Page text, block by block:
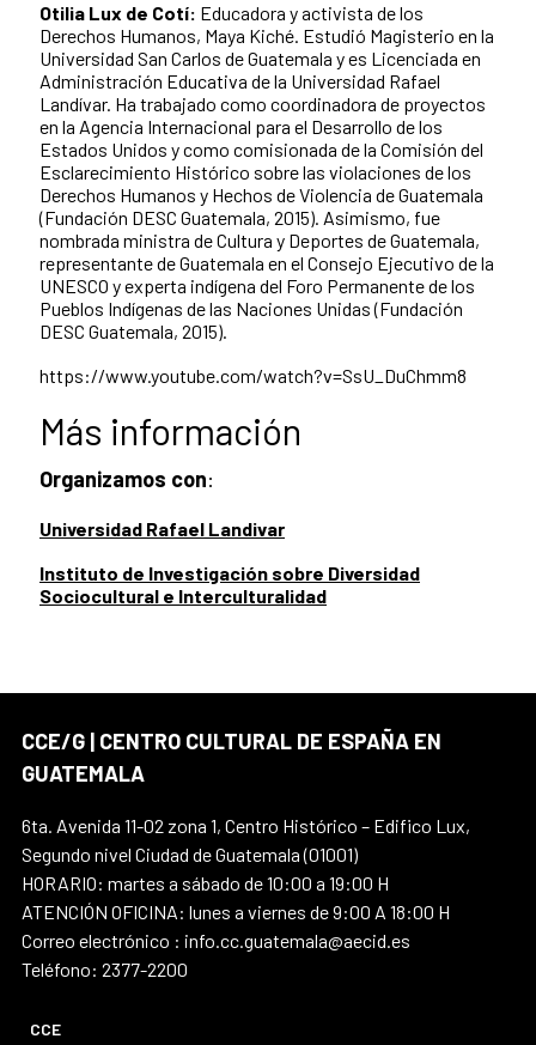
Otilia Lux de Cotí: Educadora y activista de los
Derechos Humanos, Maya Kiché. Estudió Magisterio en la
Universidad San Carlos de Guatemala y es Licenciada en
Administración Educativa de la Universidad Rafael
Landívar. Ha trabajado como coordinadora de proyectos
en la Agencia Internacional para el Desarrollo de los
Estados Unidos y como comisionada de la Comisión del
Esclarecimiento Histórico sobre las violaciones de los
Derechos Humanos y Hechos de Violencia de Guatemala
(Fundación DESC Guatemala, 2015). Asimismo, fue
nombrada ministra de Cultura y Deportes de Guatemala,
representante de Guatemala en el Consejo Ejecutivo de la
UNESCO y experta indígena del Foro Permanente de los
Pueblos Indígenas de las Naciones Unidas (Fundación
DESC Guatemala, 2015).
https://www.youtube.com/watch?v=SsU_DuChmm8
Más información
Organizamos con:
Universidad Rafael Landivar
Instituto de Investigación sobre Diversidad
Sociocultural e Interculturalidad
CCE/G | CENTRO CULTURAL DE ESPAÑA EN
GUATEMALA
6ta. Avenida 11-02 zona 1, Centro Histórico – Edifico Lux,
Segundo nivel Ciudad de Guatemala (01001)
HORARIO: martes a sábado de 10:00 a 19:00 H
ATENCIÓN OFICINA: lunes a viernes de 9:00 A 18:00 H
Correo electrónico : info.cc.guatemala@aecid.es
Teléfono: 2377-2200
CCE